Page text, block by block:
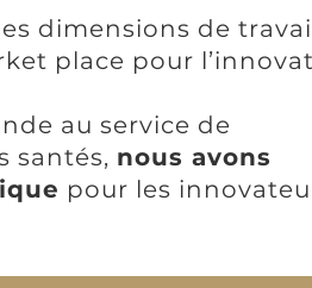
dimensions de
place pour
au service de
santés, nous avons
pour les